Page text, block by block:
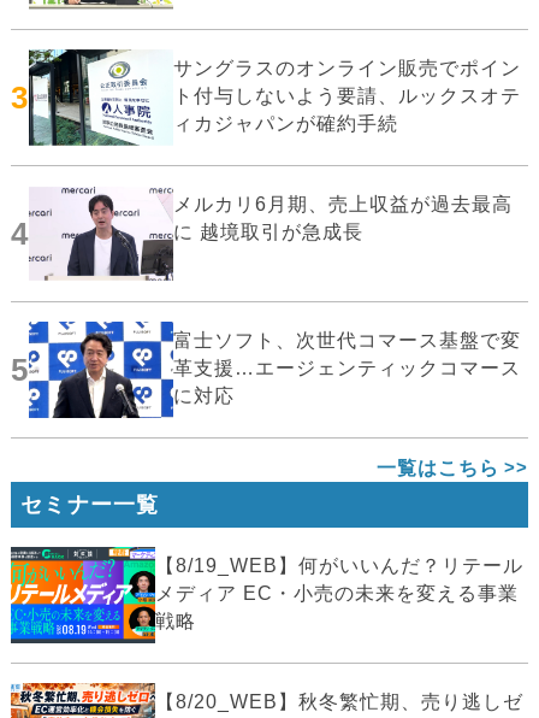
3
サングラスのオンライン販売でポイン
ト付与しないよう要請、ルックスオテ
ィカジャパンが確約手続
4
メルカリ6月期、売上収益が過去最高
に 越境取引が急成長
5
富士ソフト、次世代コマース基盤で変
革支援…エージェンティックコマース
に対応
一覧はこちら
セミナー一覧
【8/19_WEB】何がいいんだ？リテール
メディア EC・小売の未来を変える事業
戦略
【8/20_WEB】秋冬繁忙期、売り逃しゼ